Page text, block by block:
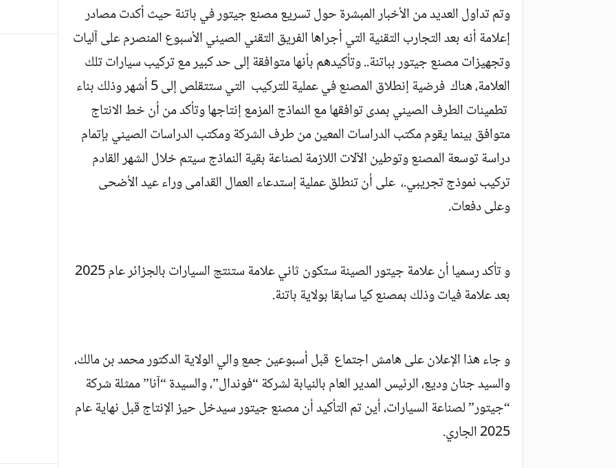
وتم تداول العديد من الأخبار المبشرة حول تسريع مصنع جيتور في باتنة حيث أكدت مصادر
إعلامة أنه بعد التجارب التقنية التي أجراها الفريق التقني الصيني الأسبوع المنصرم على آليات
وتجهيزات مصنع جيتور بباتنة.. وتأكيدهم بأنها متوافقة إلى حد كبير مع تركيب سيارات تلك
العلامة، هناك فرضية إنطلاق المصنع في عملية للتركيب التي ستتقلص إلى 5 أشهر وذلك بناء
تطمينات الطرف الصيني بمدى توافقها مع النماذج المزمع إنتاجها وتأكد من أن خط الانتاج
متوافق بينما يقوم مكتب الدراسات المعين من طرف الشركة ومكتب الدراسات الصيني بإتمام
دراسة توسعة المصنع وتوطين الآلات اللازمة لصناعة بقية النماذج سيتم خلال الشهر القادم
تركيب نموذج تجريبي.، على أن تنطلق عملية إستدعاء العمال القدامى وراء عيد الأضحى
وعلى دفعات.
و تأكد رسميا أن علامة جيتور الصينة ستكون ثاني علامة ستنتج السيارات بالجزائر عام 2025
بعد علامة فيات وذلك بمصنع كيا سابقا بولاية باتنة.
و جاء هذا الإعلان على هامش اجتماع قبل أسبوعين جمع والي الولاية الدكتور محمد بن مالك،
والسيد جنان وديع، الرئيس المدير العام بالنيابة لشركة “فوندال”، والسيدة “آنا” ممثلة شركة
“جيتور” لصناعة السيارات، أين تم التأكيد أن مصنع جيتور سيدخل حيز الإنتاج قبل نهاية عام
2025 الجاري.